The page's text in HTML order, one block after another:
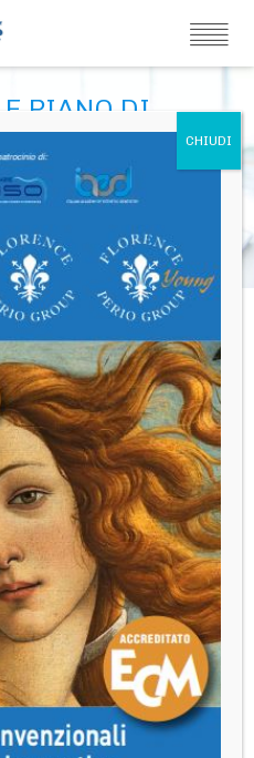
PIANO DI
ESTETICO
TERAPIA
PARZIALI DEI
E DELLE
TOTALI
ESTETICO
DELLE EDENTULIE PARZIALI
EDENTULIE TOTALI
qui
Pirato 27/b -